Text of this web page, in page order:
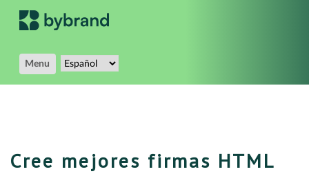
Menu
Cree mejores firmas HTML